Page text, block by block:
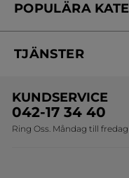
Skönhetstips
Kontakta oss
Online prislista
POPULÄRA
Erbjudanden
Travelsize
Sets
TJÄNSTER
Onlineprislista för
KUNDSERVICE
042-17 34 40
Ring Oss. Måndag till